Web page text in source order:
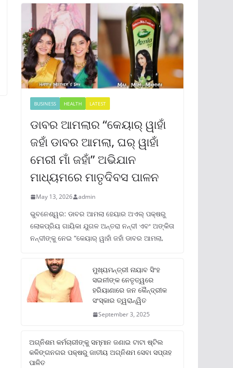
BUSINESS HEALTH LATEST
ଡାବର ଆମଲାର “କେୟାର୍ ୱାହାଁ
ଜହାଁ ଡାବର ଆମଲା, ଘର୍ ୱାହାଁ
ମେରୀ ମାଁ ଜହାଁ” ଅଭିଯାନ
ମାଧ୍ୟମରେ ମାତୃଦିବସ ପାଳନ
May 13, 2026 admin
ଭୁବନେଶ୍ୱର: ଡାବର ଆମଲା ହେୟାର ଅଏଲ୍ ପକ୍ଷରୁ
ଲୋକପ୍ରିୟ ଗାୟିକା ଯୁଗଳ ଅନ୍ତରା ନନ୍ଦୀ ଏବଂ ଅଙ୍କିତା
ନନ୍ଦୀଙ୍କୁ ନେଇ “କେୟାର୍ ୱାହାଁ ଜହାଁ ଡାବର ଆମଲା,
ମୁଖ୍ୟମନ୍ତ୍ରୀ ନାୟାବ ସିଂହ
ସଇନୀଙ୍କ ନେତୃତ୍ୱରେ
ହରିୟାଣାରେ ଜନ କୈନ୍ଦ୍ରୀକ
ସଂସ୍କାର ତ୍ୱରାନ୍ୱିତ
September 3, 2025
ଅଗ୍ନିଶମ କର୍ମଚାରୀଙ୍କୁ ସମ୍ମାନ ଜଣାଇ ଟାଟା ଷ୍ଟିଲ
କଳିଙ୍ଗନଗର ପକ୍ଷରୁ ଜାତୀୟ ଅଗ୍ନିଶମ ସେବା ସପ୍ତାହ
ପାଳିତ